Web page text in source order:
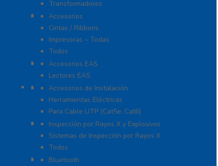
Transformadores
Identificación y Credencialización
Accesorios
Cintas / Ribbons
Impresoras – Todas
Todos
Protección Contra Descargas
Accesorios EAS
Lectores EAS
Herramientas
Accesorios de Instalación
Herramientas Eléctricas
Para Cable UTP (Cat5e, Cat6)
Inspección por Rayos X y Explosivos
Inspección por Rayos X y Explosivos
Sistemas de Inspección por Rayos X
Todos
Lectoras y Tarjetas
Bluetooth